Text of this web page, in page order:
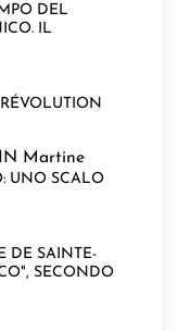
DEL
IL
Martine
UNO SCALO
DE SAINTE-
SECONDO